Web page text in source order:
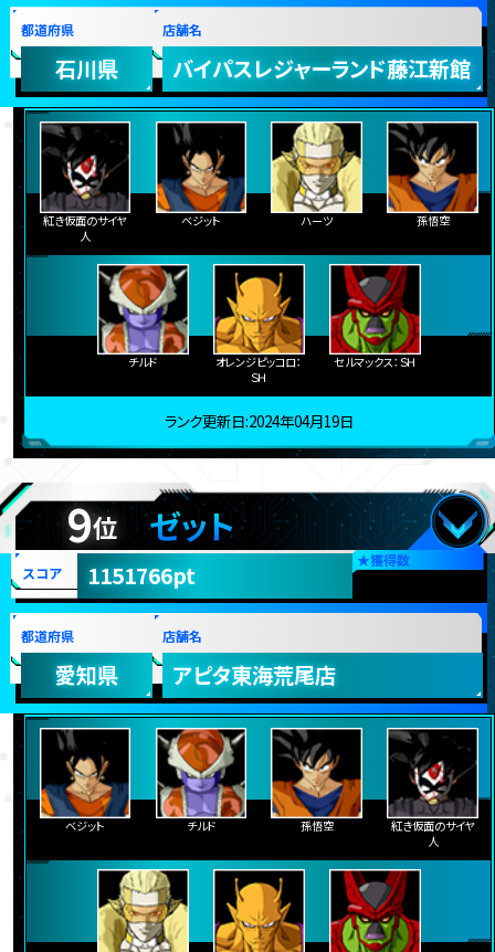
都道府県
石川県
店舗名
バイパスレジャーランド藤江新館
紅き仮面のサイヤ
人
ベジット ハーツ 孫悟空
チルド
オレンジピッコロ：
ＳＨ
セルマックス：ＳＨ
ランク更新日:2024年04月19日
9位 ゼット
★獲得数
スコア 1151766pt
都道府県
愛知県
店舗名
アピタ東海荒尾店
ベジット チルド 孫悟空
紅き仮面のサイヤ
人